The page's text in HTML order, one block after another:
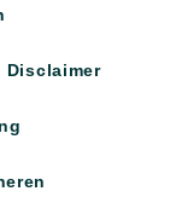
Disclaimer